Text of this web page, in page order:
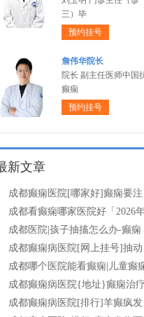
三）毕
预约挂号
詹伟华院长
院长 副主任医师中国
癫痫
预约挂号
新文章
成都癫痫医院[哪家好]癫痫要注
什么?
成都看癫痫哪家医院好「2026
公布」外伤后癫痫有什么特征?
成都医院|孩子抽搐怎么办-癫痫
么治?
成都癫痫病医院[网上挂号]抽动
是癫痫吗?
成都哪个医院能看癫痫|儿童癫
造成什么后果?
成都癫痫病医院{地址}癫痫治疗
怎么治?
成都癫痫病医院[排行]羊癫疯发